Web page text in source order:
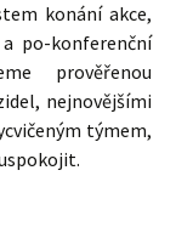
konání akce,
po-konferenční
prověřenou
nejnovějšími
týmem,